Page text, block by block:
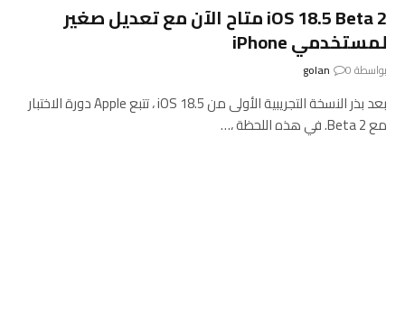
iOS 18.5 Beta 2 متاح الآن مع تعديل صغير
لمستخدمي iPhone
بواسطة golan 0
بعد بذر النسخة التجريبية الأولى من iOS 18.5 ، تتبع Apple دورة الاختبار
مع Beta 2. في هذه اللحظة ،…